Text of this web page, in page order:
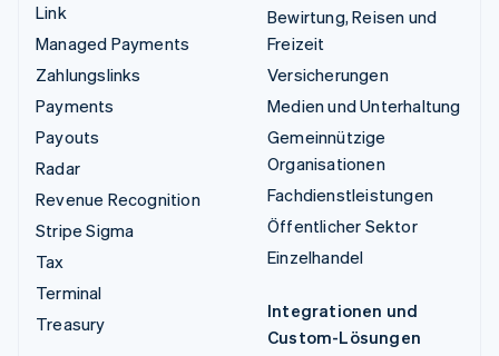
Link
Managed Payments
Zahlungslinks
Payments
Payouts
Radar
Revenue Recognition
Stripe Sigma
Tax
Terminal
Treasury
Bewirtung, Reisen und
Freizeit
Versicherungen
Medien und Unterhaltung
Gemeinnützige
Organisationen
Fachdienstleistungen
Öffentlicher Sektor
Einzelhandel
Integrationen und
Custom-Lösungen